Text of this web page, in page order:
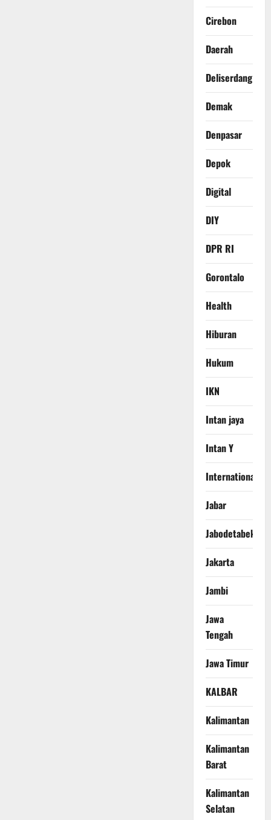
Cirebon
Daerah
Deliserdang
Demak
Denpasar
Depok
Digital
DIY
DPR RI
Gorontalo
Health
Hiburan
Hukum
IKN
Intan jaya
Intan Y
International
Jabar
Jabodetabek
Jakarta
Jambi
Jawa
Tengah
Jawa Timur
KALBAR
Kalimantan
Kalimantan
Barat
Kalimantan
Selatan